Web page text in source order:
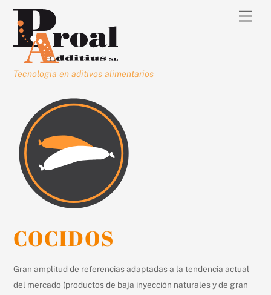
Skip
content
Tecnologia en aditivos alimentarios
COCIDOS
Gran amplitud de referencias adaptadas a la tendencia actual
del mercado (productos de baja inyección naturales y de gran